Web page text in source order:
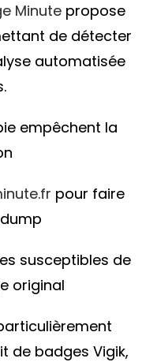
Minute propose
de détecter
automatisée
empêchent la
pour faire
susceptibles de
original
de badges Vigik,